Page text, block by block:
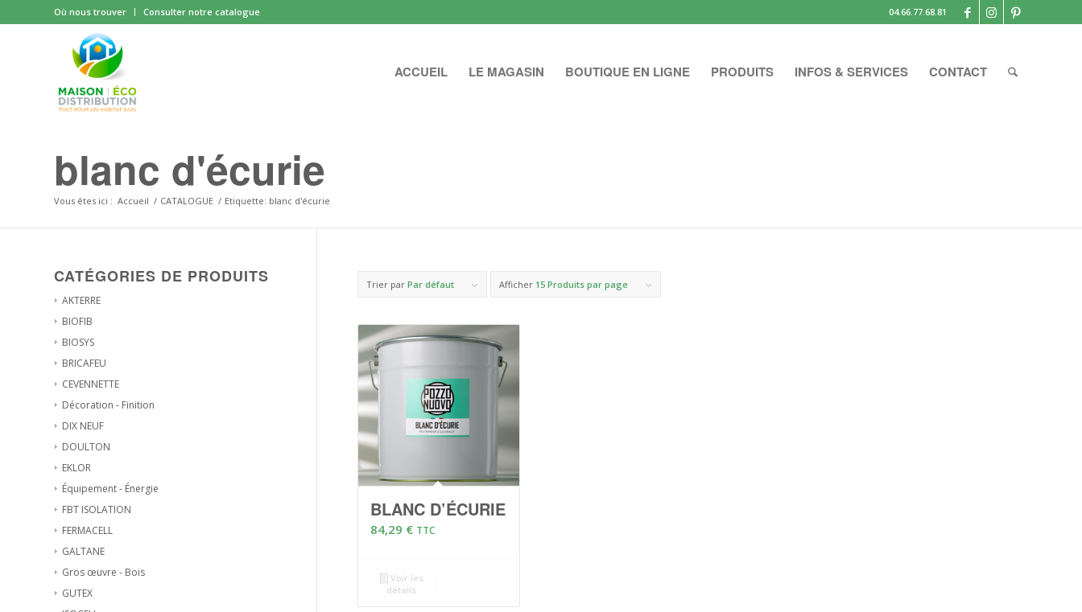
Où nous trouver Consulter notre catalogue 04.66.77.68.81
ACCUEIL LE MAGASIN BOUTIQUE EN LIGNE PRODUITS INFOS & SERVICES CONTACT
blanc d'écurie
Vous êtes ici : Accueil / CATALOGUE / Etiquette: blanc d'écurie
Trier par Par défaut Afficher 15 Produits par page
BLANC D’ÉCURIE
84,29 € TTC
Voir les
détails
CATÉGORIES DE PRODUITS
AKTERRE
BIOFIB
BIOSYS
BRICAFEU
CEVENNETTE
Décoration - Finition
DIX NEUF
DOULTON
EKLOR
Équipement - Énergie
FBT ISOLATION
FERMACELL
GALTANE
Gros œuvre - Bois
GUTEX